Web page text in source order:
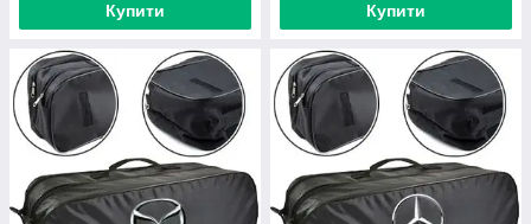
Купити Купити